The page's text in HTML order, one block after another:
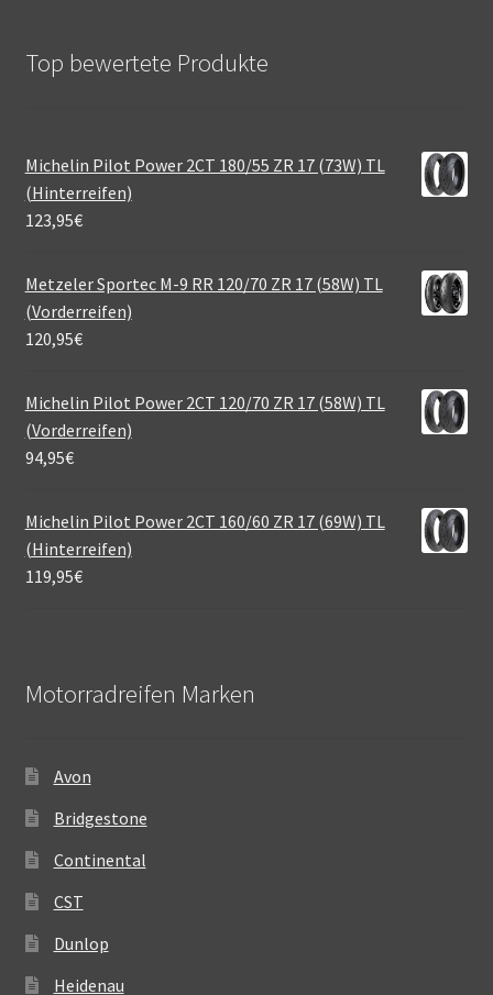
Top bewertete Produkte
Michelin Pilot Power 2CT 180/55 ZR 17 (73W) TL
(Hinterreifen)
123,95€
Metzeler Sportec M-9 RR 120/70 ZR 17 (58W) TL
(Vorderreifen)
120,95€
Michelin Pilot Power 2CT 120/70 ZR 17 (58W) TL
(Vorderreifen)
94,95€
Michelin Pilot Power 2CT 160/60 ZR 17 (69W) TL
(Hinterreifen)
119,95€
Motorradreifen Marken
Avon
Bridgestone
Continental
CST
Dunlop
Heidenau